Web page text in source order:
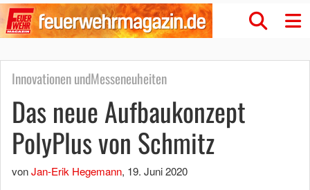
Innovationen undMesseneuheiten
Das neue Aufbaukonzept
PolyPlus von Schmitz
vonJan-Erik Hegemann, 19. Juni 2020